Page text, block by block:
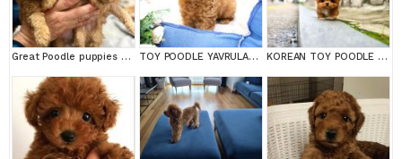
Great Poodle puppies are waiting for you! TOY POODLE YAVRULARIM KOREAN TOY POODLE YAVRULARIMIZ